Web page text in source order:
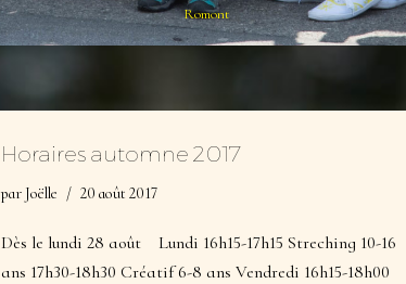
Romont
Horaires automne 2017
par Joëlle 20 août 2017
Dès le lundi 28 août Lundi 16h15-17h15 Streching 10-16
ans 17h30-18h30 Créatif 6-8 ans Vendredi 16h15-18h00